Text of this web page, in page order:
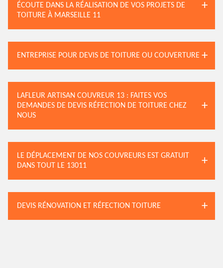
ÉCOUTE DANS LA RÉALISATION DE VOS PROJETS DE
TOITURE À MARSEILLE 11
ENTREPRISE POUR DEVIS DE TOITURE OU COUVERTURE
LAFLEUR ARTISAN COUVREUR 13 : FAITES VOS
DEMANDES DE DEVIS RÉFECTION DE TOITURE CHEZ
NOUS
LE DÉPLACEMENT DE NOS COUVREURS EST GRATUIT
DANS TOUT LE 13011
DEVIS RÉNOVATION ET RÉFECTION TOITURE